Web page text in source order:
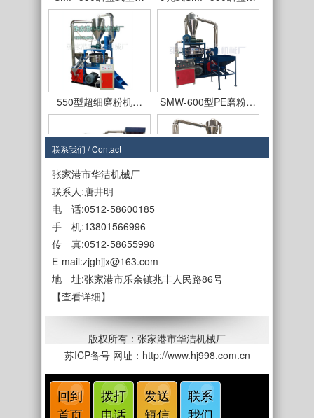
550型超细磨粉机… SMW-600型PE磨粉…
SMF-650型磨盘式…
SMF-450型
SMF-550磨盘式塑… 9孔式SMF-550磨盘…
联系我们 / Contact
张家港市华洁机械厂
联系人:唐井明
电 话:0512-58600185
手 机:13801566996
传 真:0512-58655998
E-mail:zjghjjx@163.com
地 址:张家港市乐余镇兆丰人民路86号
【查看详细】
版权所有：张家港市华洁机械厂
苏ICP备号网址：http://www.hj998.com.cn
回到
首页
拨打
电话
发送
短信
联系
我们